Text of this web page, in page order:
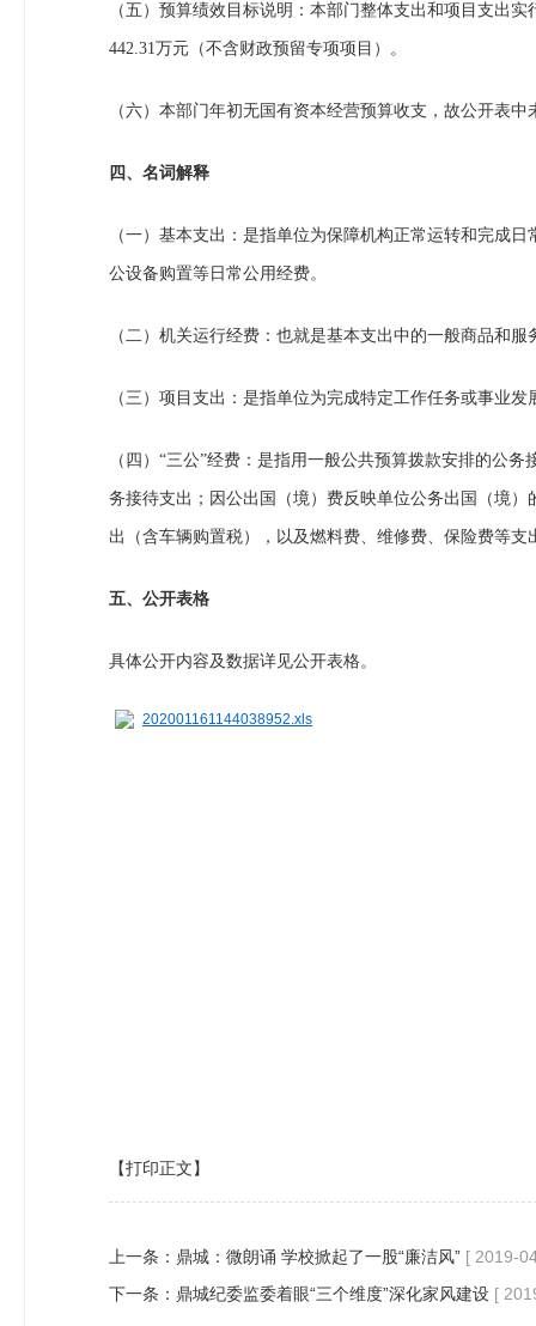
（五）预算绩效目标说明：本部门整体支出和项目支出
442.31万元（不含财政预留专项项目）。
（六）本部门年初无国有资本经营预算收支，故公开表
四、名词解释
（一）基本支出：是指单位为保障机构正常运转和完成
公设备购置等日常公用经费。
（二）机关运行经费：也就是基本支出中的一般商品和
（三）项目支出：是指单位为完成特定工作任务或事业
（四）“三公”经费：是指用一般公共预算拨款安排的公
务接待支出；因公出国（境）费反映单位公务出国（境
出（含车辆购置税），以及燃料费、维修费、保险费等支
五、公开表格
具体公开内容及数据详见公开表格。
202001161144038952.xls
【打印正文】
上一条： 鼎城：微朗诵 学校掀起了一股“廉洁风” [ 2019-
下一条： 鼎城纪委监委着眼“三个维度”深化家风建设 [